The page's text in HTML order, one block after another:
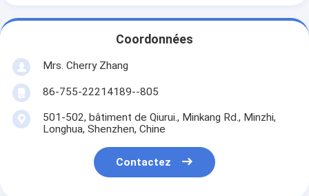
Coordonnées
Mrs. Cherry Zhang
86-755-22214189--805
501-502, bâtiment de Qiurui., Minkang Rd., Minzhi,
Longhua, Shenzhen, Chine
Contactez